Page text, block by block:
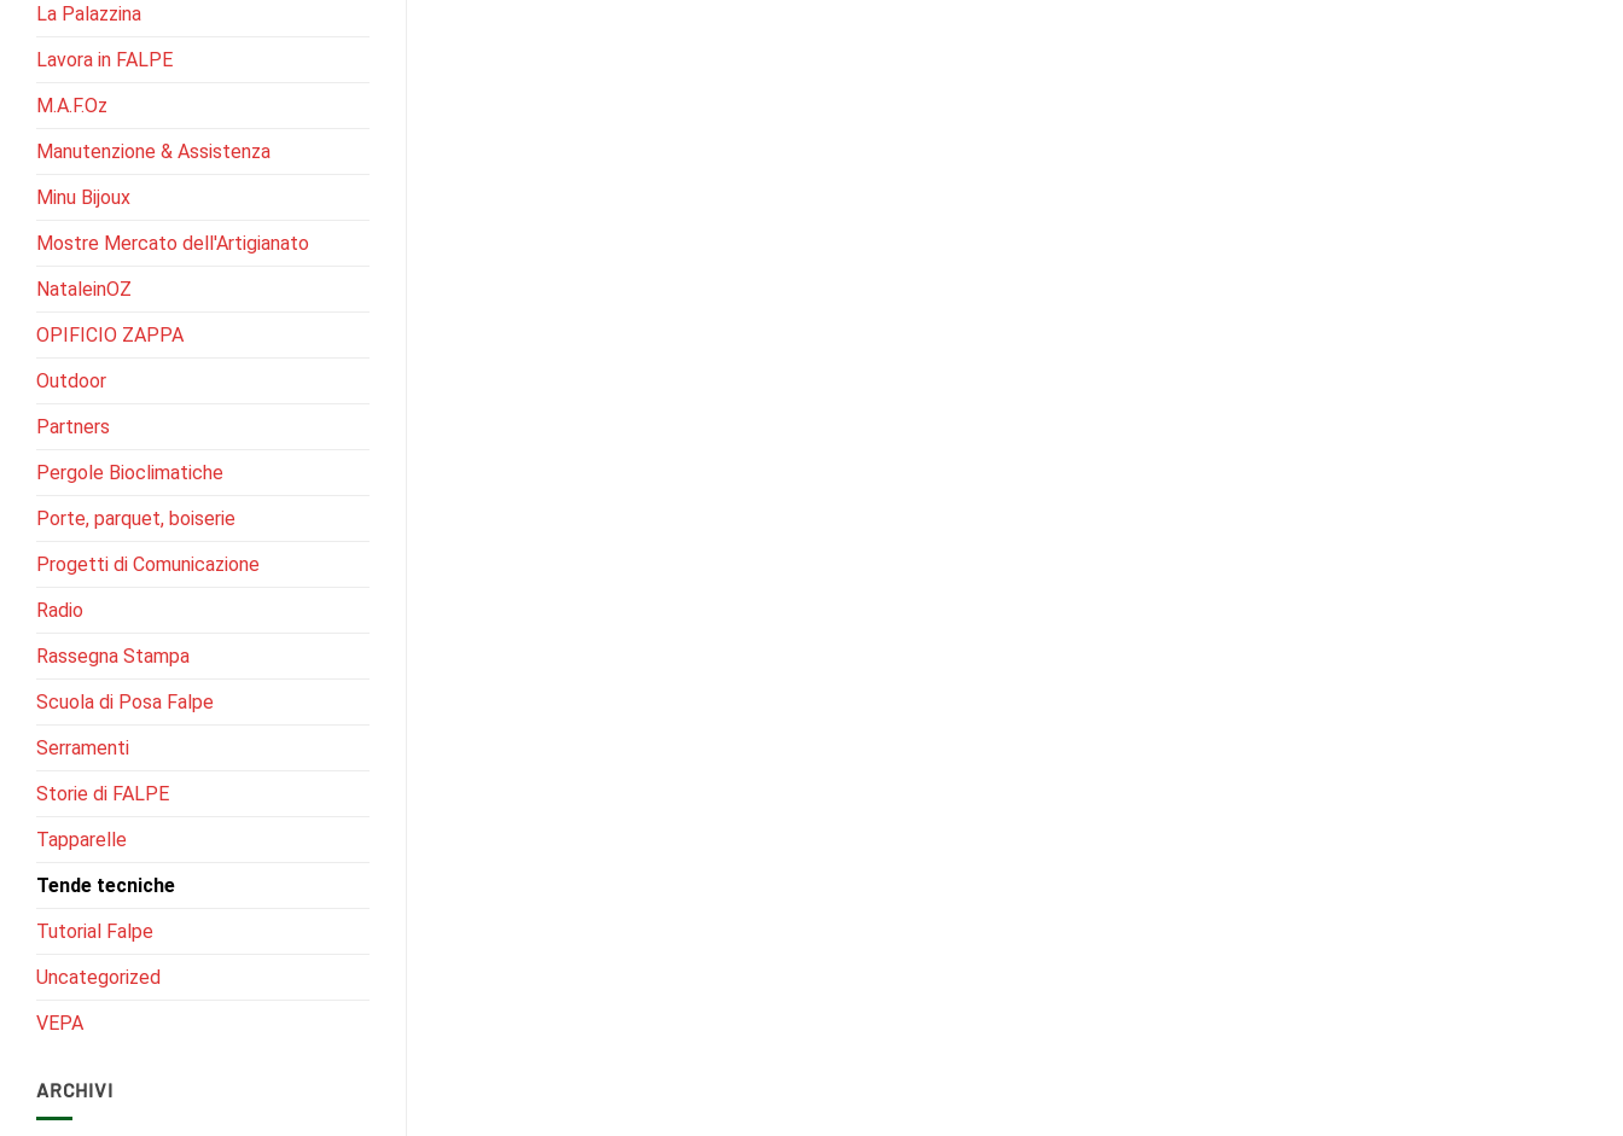
La Palazzina
Lavora in FALPE
M.A.F.Oz
Manutenzione & Assistenza
Minu Bijoux
Mostre Mercato dell'Artigianato
NataleinOZ
OPIFICIO ZAPPA
Outdoor
Partners
Pergole Bioclimatiche
Porte, parquet, boiserie
Progetti di Comunicazione
Radio
Rassegna Stampa
Scuola di Posa Falpe
Serramenti
Storie di FALPE
Tapparelle
Tende tecniche
Tutorial Falpe
Uncategorized
VEPA
ARCHIVI